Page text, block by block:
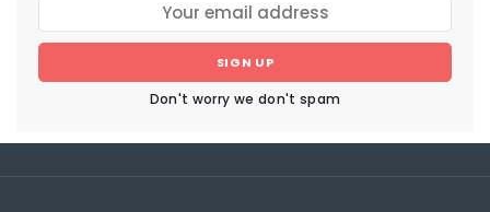
SIGN UP
Don't worry we don't spam